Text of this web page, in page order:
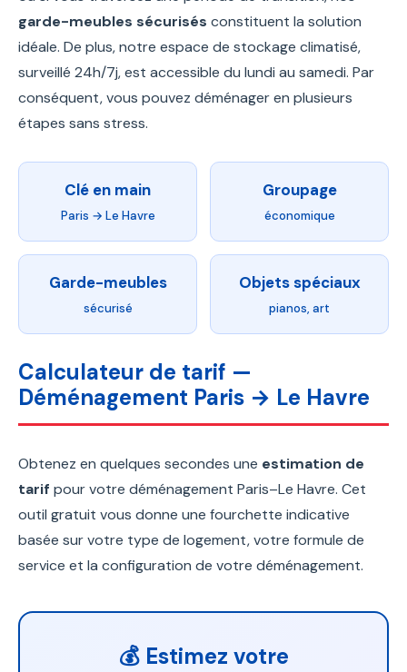
garde-meubles sécurisés constituent la solution
idéale. De plus, notre espace de stockage climatisé,
surveillé 24h/7j, est accessible du lundi au samedi. Par
conséquent, vous pouvez déménager en plusieurs
étapes sans stress.
Clé en main
Paris → Le Havre
Groupage
économique
Garde-meubles
sécurisé
Objets spéciaux
pianos, art
Calculateur de tarif —
Déménagement Paris → Le Havre
Obtenez en quelques secondes une estimation de
tarif pour votre déménagement Paris–Le Havre. Cet
outil gratuit vous donne une fourchette indicative
basée sur votre type de logement, votre formule de
service et la configuration de votre déménagement.
💰 Estimez votre